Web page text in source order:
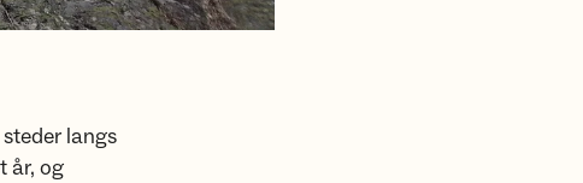
langs
år, og